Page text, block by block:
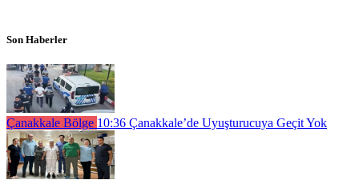
Son Haberler
Çanakkale Bölge 10:36 Çanakkale’de Uyuşturucuya Geçit Yok